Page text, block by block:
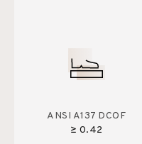
ANSI A137 DCOF
≥ 0.42